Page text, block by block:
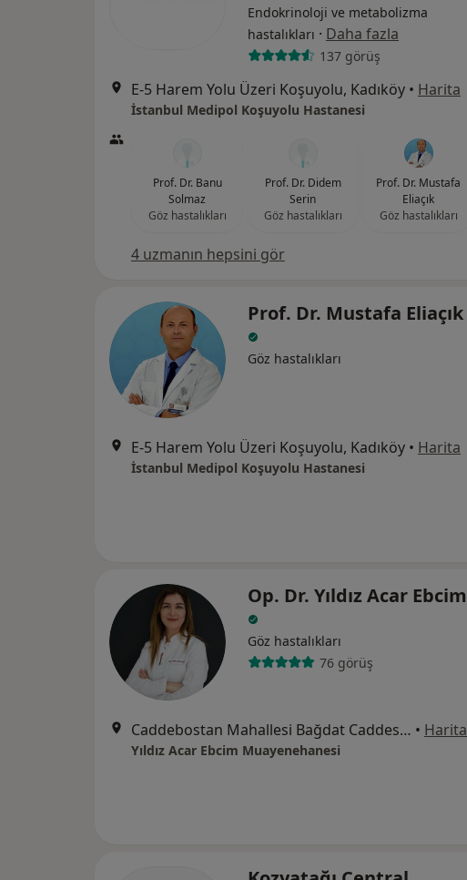
Endokrinoloji ve metabolizma
hastalıkları · Daha fazla
137 görüş
E-5 Harem Yolu Üzeri Koşuyolu, Kadıköy • Harita
İstanbul Medipol Koşuyolu Hastanesi
Prof. Dr. Banu
Solmaz
Göz hastalıkları
Prof. Dr. Didem
Serin
Göz hastalıkları
Prof. Dr. Mustafa
Eliaçık
Göz hastalıkları
4 uzmanın hepsini gör
Prof. Dr. Mustafa Eliaçık
Göz hastalıkları
E-5 Harem Yolu Üzeri Koşuyolu, Kadıköy • Harita
İstanbul Medipol Koşuyolu Hastanesi
Op. Dr. Yıldız Acar Ebcim
Göz hastalıkları
76 görüş
Caddebostan Mahallesi Bağdat Caddesi Tatari Apartmanı No:1 Kat:3 Daire:14, İstanbul • Harita
Yıldız Acar Ebcim Muayenehanesi